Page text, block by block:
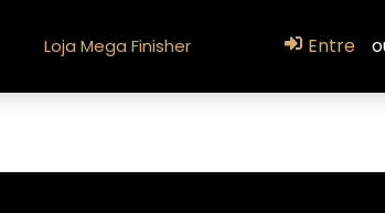
Loja Mega Finisher Entre